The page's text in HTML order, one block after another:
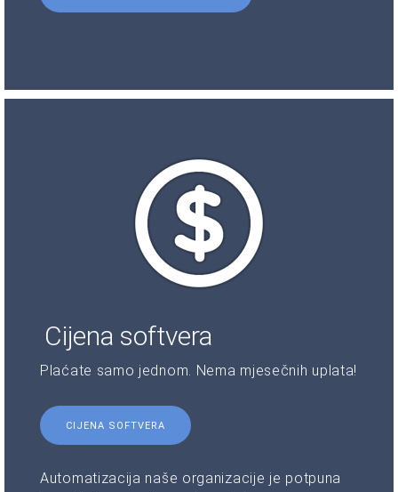
Cijena softvera
Plaćate samo jednom. Nema mjesečnih uplata!
CIJENA SOFTVERA
Automatizacija naše organizacije je potpuna